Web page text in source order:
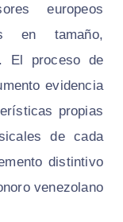
europeos
en tamaño,
El proceso de
evidencia
propias
de cada
distintivo
venezolano.